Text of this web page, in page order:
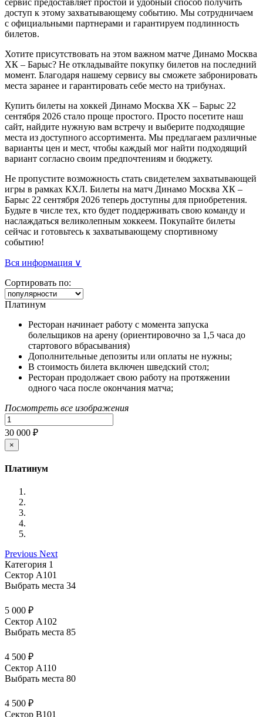
доступ к этому захватывающему событию. Мы сотрудничаем
с официальными партнерами и гарантируем подлинность
билетов.
Хотите присутствовать на этом важном матче Динамо Москва
ХК – Барыс? Не откладывайте покупку билетов на последний
момент. Благодаря нашему сервису вы сможете забронировать
места заранее и гарантировать себе место на трибунах.
Купить билеты на хоккей Динамо Москва ХК – Барыс 22
сентября 2026 стало проще простого. Просто посетите наш
сайт, найдите нужную вам встречу и выберите подходящие
места из доступного ассортимента. Мы предлагаем различные
варианты цен и мест, чтобы каждый мог найти подходящий
вариант согласно своим предпочтениям и бюджету.
Не пропустите возможность стать свидетелем захватывающей
игры в рамках КХЛ. Билеты на матч Динамо Москва ХК –
Барыс 22 сентября 2026 теперь доступны для приобретения.
Будьте в числе тех, кто будет поддерживать свою команду и
наслаждаться великолепным хоккеем. Покупайте билеты
сейчас и готовьтесь к захватывающему спортивному
событию!
Вся информация ∨
Сортировать по:
Платинум
Ресторан начинает работу с момента запуска
болельщиков на арену (ориентировочно за 1,5 часа до
стартового вбрасывания)
Дополнительные депозиты или оплаты не нужны;
В стоимость билета включен шведский стол;
Ресторан продолжает свою работу на протяжении
одного часа после окончания матча;
Посмотреть все изображения
30 000 ₽
×
Платинум
Previous Next
Категория 1
Сектор А101
Выбрать места 34
5 000 ₽
Сектор А102
Выбрать места 85
4 500 ₽
Сектор А110
Выбрать места 80
4 500 ₽
Сектор В101